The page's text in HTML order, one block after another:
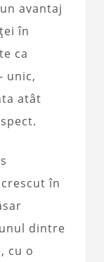
avantaj
în
ca
unic,
atât
în
dintre
cu o